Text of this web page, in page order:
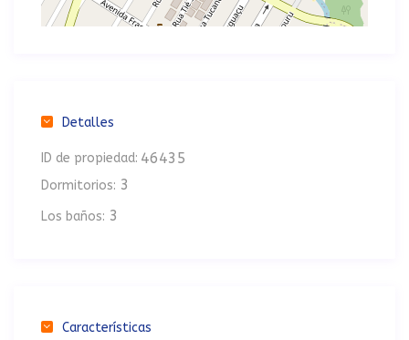
Detalles
ID de propiedad: 46435
Dormitorios: 3
Los baños: 3
Características